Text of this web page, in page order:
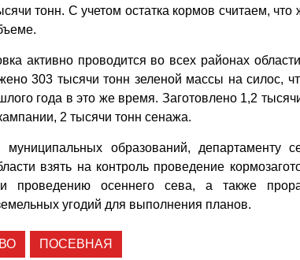
тонн. С учетом остатка кормов считаем, что
активно проводится во всех районах
303 тысячи тонн зеленой массы на силос,
года в это же время. Заготовлено 1,2
2 тысячи тонн сенажа.
образований, департаменту
взять на контроль проведение
проведению осеннего сева, а также
угодий для выполнения планов.
ПОСЕВНАЯ
редактор